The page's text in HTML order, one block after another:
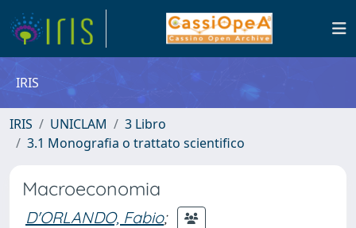
IRIS
IRIS UNICLAM
3 Libro
3.1 Monografia o trattato scientifico
Macroeconomia
D'ORLANDO, Fabio;